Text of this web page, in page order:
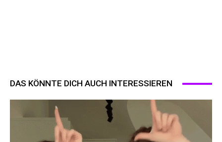
DAS KÖNNTE DICH AUCH INTERESSIEREN